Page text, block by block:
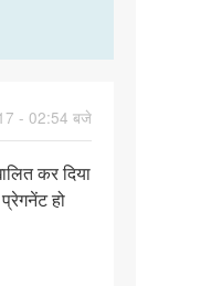
- 02:54 बजे
कर दिया
हो